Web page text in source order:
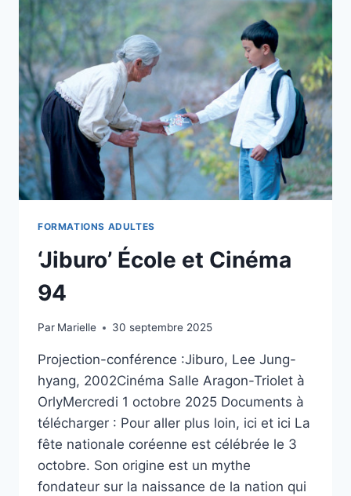
FORMATIONS ADULTES
‘Jiburo’ École et Cinéma
94
Par Marielle 30 septembre 2025
Projection-conférence :Jiburo, Lee Jung-
hyang, 2002Cinéma Salle Aragon-Triolet à
OrlyMercredi 1 octobre 2025 Documents à
télécharger : Pour aller plus loin, ici et ici La
fête nationale coréenne est célébrée le 3
octobre. Son origine est un mythe
fondateur sur la naissance de la nation qui